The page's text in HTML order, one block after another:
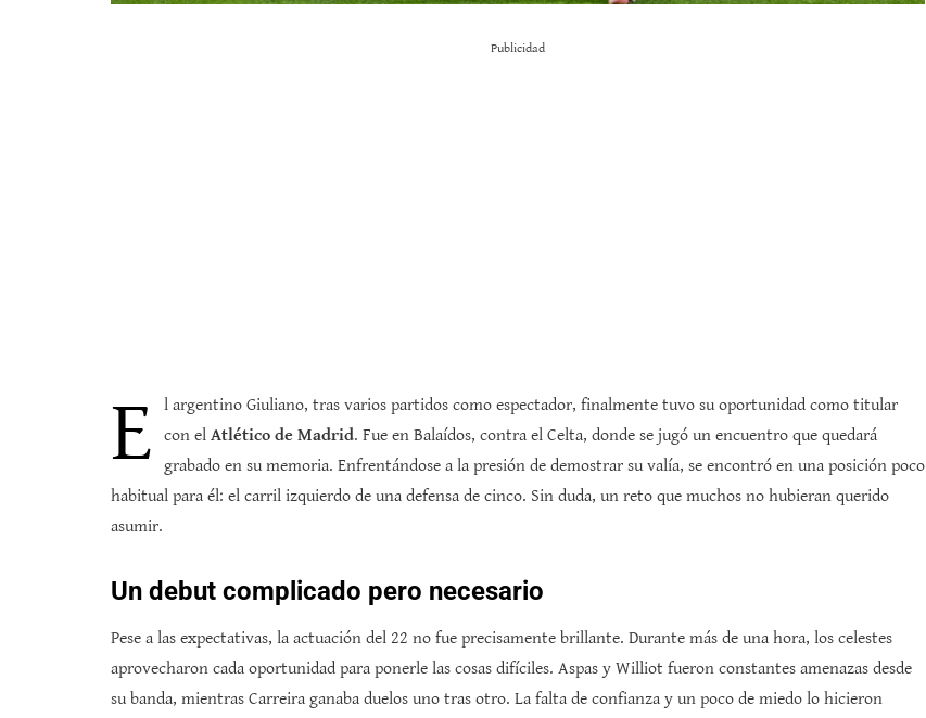
Publicidad
E
l argentino Giuliano, tras varios partidos como espectador, finalmente tuvo su oportunidad como titular
con el Atlético de Madrid. Fue en Balaídos, contra el Celta, donde se jugó un encuentro que quedará
grabado en su memoria. Enfrentándose a la presión de demostrar su valía, se encontró en una posición poco
habitual para él: el carril izquierdo de una defensa de cinco. Sin duda, un reto que muchos no hubieran querido
asumir.
Un debut complicado pero necesario
Pese a las expectativas, la actuación del 22 no fue precisamente brillante. Durante más de una hora, los celestes
aprovecharon cada oportunidad para ponerle las cosas difíciles. Aspas y Williot fueron constantes amenazas desde
su banda, mientras Carreira ganaba duelos uno tras otro. La falta de confianza y un poco de miedo lo hicieron